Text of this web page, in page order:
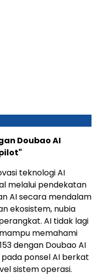
Doubao AI
teknologi AI
melalui pendekatan
AI secara mendalam
ekosistem, nubia
AI tidak lagi
memahami
dengan Doubao AI
pada ponsel AI berkat
sistem operasi.